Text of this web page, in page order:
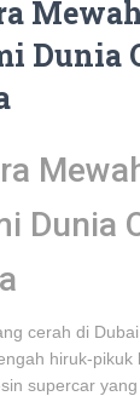
Dunia
Dunia
cerah di
hiruk-pikuk
supercar